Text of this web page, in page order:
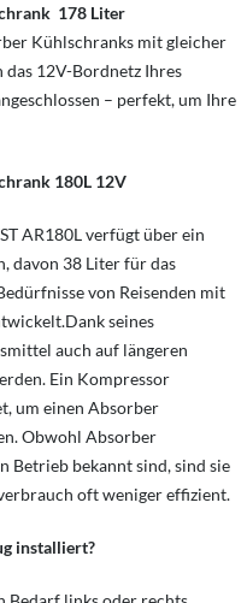
178 Liter
Kühlschranks mit gleicher
12V-Bordnetz Ihres
– perfekt, um Ihre
180L 12V
AR180L verfügt über ein
davon 38 Liter für das
von Reisenden mit
seines
auch auf längeren
Ein Kompressor
um einen Absorber
Obwohl Absorber
Betrieb bekannt sind, sind sie
oft weniger effizient.
installiert?